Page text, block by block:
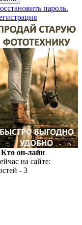
пароль.
Кто он-лайн
на сайте:
- 3